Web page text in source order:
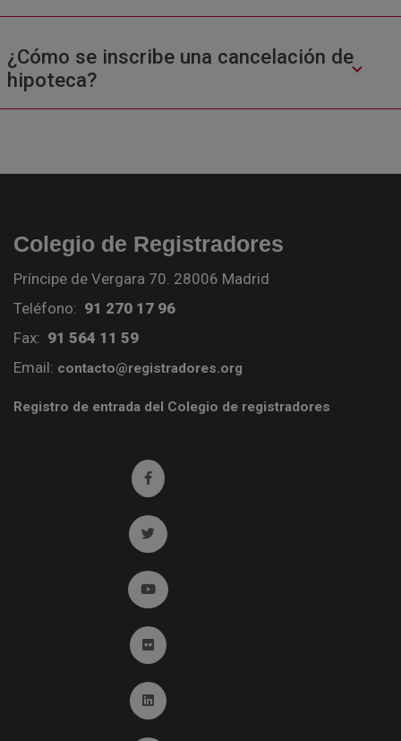
¿Cómo se inscribe una cancelación de
hipoteca?
Colegio de Registradores
Príncipe de Vergara 70. 28006 Madrid
Teléfono: 91 270 17 96
Fax: 91 564 11 59
Email: contacto@registradores.org
Registro de entrada del Colegio de registradores
Ir a facebook (abre en ventana nueva)
Ir a twitter (abre en ventana nueva)
Ir a YouTube (abre en ventana nueva)
Ir a Flickr (abre en ventana nueva)
Ir a Linkedin (abre en ventana nueva)